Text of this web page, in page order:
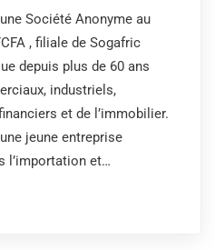
Société Anonyme au
, filiale de Sogafric
depuis plus de 60 ans
industriels,
et de l’immobilier.
jeune entreprise
l’importation et…